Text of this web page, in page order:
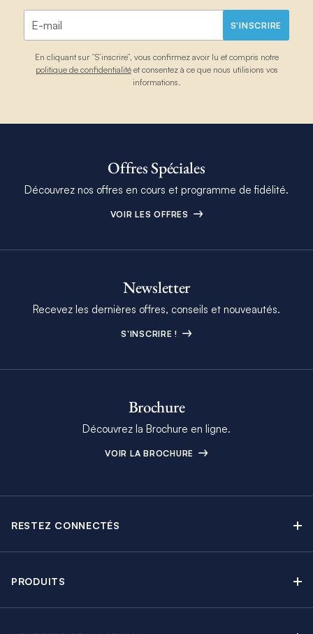
S'INSCRIRE
En cliquant sur “S’inscrire”, vous confirmez avoir lu et compris notre
politique de confidentialitéet consentez à ce que nous utilisions vos
informations.
Offres Spéciales
Découvrez nos offres en cours et programme de fidélité.
VOIR LES OFFRES
Newsletter
Recevez les dernières offres, conseils et nouveautés.
S'INSCRIRE !
Brochure
Découvrez la Brochure en ligne.
VOIR LA BROCHURE
RESTEZ CONNECTÉS
PRODUITS